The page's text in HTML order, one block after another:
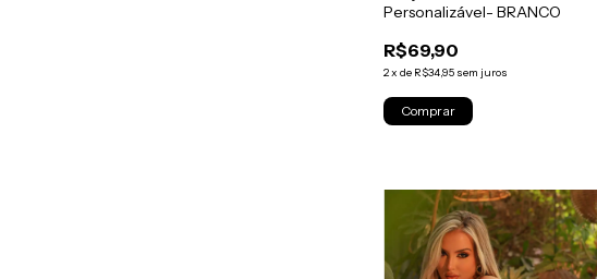
Personalizável- BRANCO
R$69,90
2xde R$34,95 sem juros
Comprar